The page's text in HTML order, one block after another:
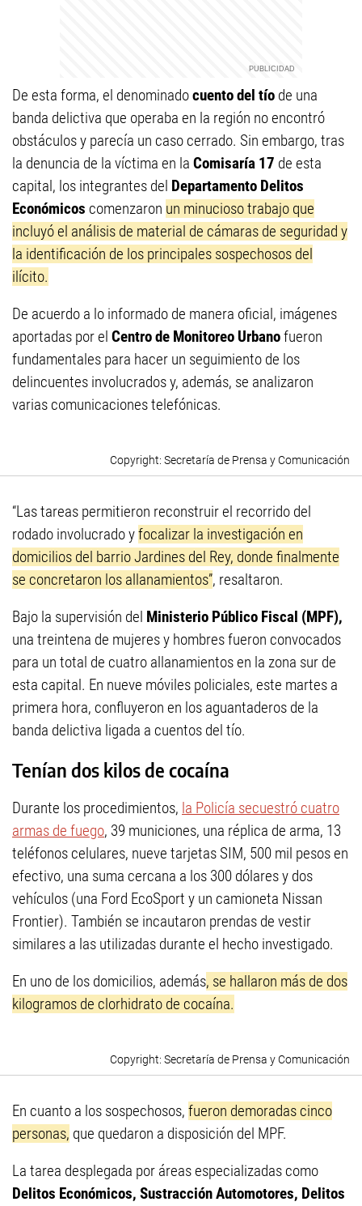
De esta forma, el denominadocuento del tío de una
banda delictiva que operaba en la región no encontró
obstáculos y parecía un caso cerrado. Sin embargo, tras
la denuncia de la víctima en la Comisaría 17 de esta
capital, los integrantes del Departamento Delitos
Económicos comenzaron un minucioso trabajo que
incluyó el análisis de material de cámaras de seguridad y
la identificación de los principales sospechosos del
ilícito.
De acuerdo a lo informado de manera oficial, imágenes
aportadas por el Centro de Monitoreo Urbanofueron
fundamentales para hacer un seguimiento de los
delincuentes involucrados y, además, se analizaron
varias comunicaciones telefónicas.
Secretaría de Prensa y Comunicación
“Las tareas permitieron reconstruir el recorrido del
rodado involucrado yfocalizar la investigación en
domicilios del barrio Jardines del Rey, donde finalmente
se concretaron los allanamientos”, resaltaron.
Bajo la supervisión del Ministerio Público Fiscal (MPF),
una treintena de mujeres y hombres fueron convocados
para un total de cuatro allanamientos en la zona sur de
esta capital. En nueve móviles policiales, este martes a
primera hora, confluyeron en los aguantaderos de la
banda delictiva ligada a cuentos del tío.
Tenían dos kilos de cocaína
Durante los procedimientos, la Policía secuestró cuatro
armas de fuego, 39 municiones, una réplica de arma, 13
teléfonos celulares, nueve tarjetas SIM, 500 mil pesos en
efectivo, una suma cercana a los 300 dólares y dos
vehículos (una Ford EcoSport y un camioneta Nissan
Frontier). También se incautaron prendas de vestir
similares a las utilizadas durante el hecho investigado.
En uno de los domicilios, además, se hallaron más de dos
kilogramos de clorhidrato de cocaína.
Secretaría de Prensa y Comunicación
En cuanto a los sospechosos, fueron demoradas cinco
personas, que quedaron a disposición del MPF.
La tarea desplegada por áreas especializadas como
Delitos Económicos, Sustracción Automotores, Delitos